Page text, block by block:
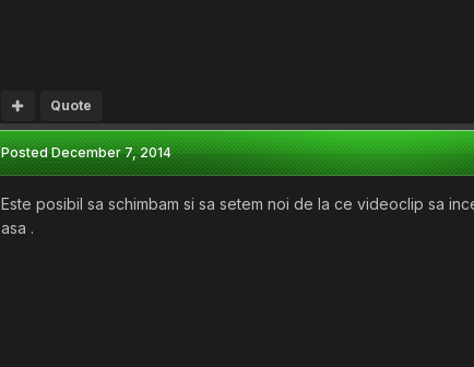
Quote
PostedDecember 7, 2014
Este posibil sa schimbam si sa setem noi de la ce videoclip sa
asa .